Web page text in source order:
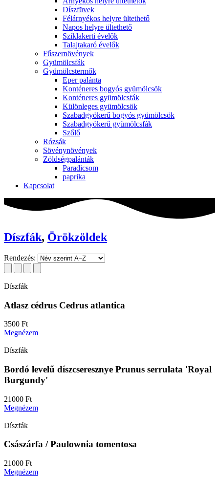
Díszfüvek
Félárnyékos helyre ültethető
Napos helyre ültethető
Sziklakerti évelők
Talajtakaró évelők
Fűszernövények
Gyümölcsfák
Gyümölcstermők
Eper palánta
Konténeres bogyós gyümölcsök
Konténeres gyümölcsfák
Különleges gyümölcsök
Szabadgyökerű bogyós gyümölcsök
Szabadgyökerű gyümölcsfák
Szőlő
Rózsák
Sövénynövények
Zöldségpalánták
Paradicsom
paprika
Kapcsolat
Díszfák, Örökzöldek
Rendezés:
Díszfák
Atlasz cédrus Cedrus atlantica
3500 Ft
Megnézem
Díszfák
Bordó levelű díszcseresznye Prunus serrulata 'Royal
Burgundy'
21000 Ft
Megnézem
Díszfák
Császárfa / Paulownia tomentosa
21000 Ft
Megnézem